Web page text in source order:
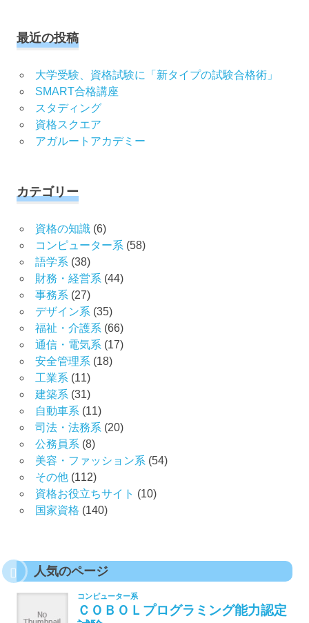
最近の投稿
大学受験、資格試験に「新タイプの試験合格術」
SMART合格講座
スタディング
資格スクエア
アガルートアカデミー
カテゴリー
資格の知識(6)
コンピューター系 (58)
語学系 (38)
財務・経営系 (44)
事務系 (27)
デザイン系 (35)
福祉・介護系 (66)
通信・電気系 (17)
安全管理系 (18)
工業系 (11)
建築系 (31)
自動車系 (11)
司法・法務系 (20)
公務員系 (8)
美容・ファッション系 (54)
その他(112)
資格お役立ちサイト (10)
国家資格 (140)
人気のページ